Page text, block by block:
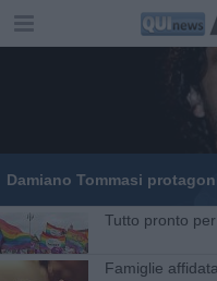
Damiano Tommasi
Tutto pronto
Famiglie